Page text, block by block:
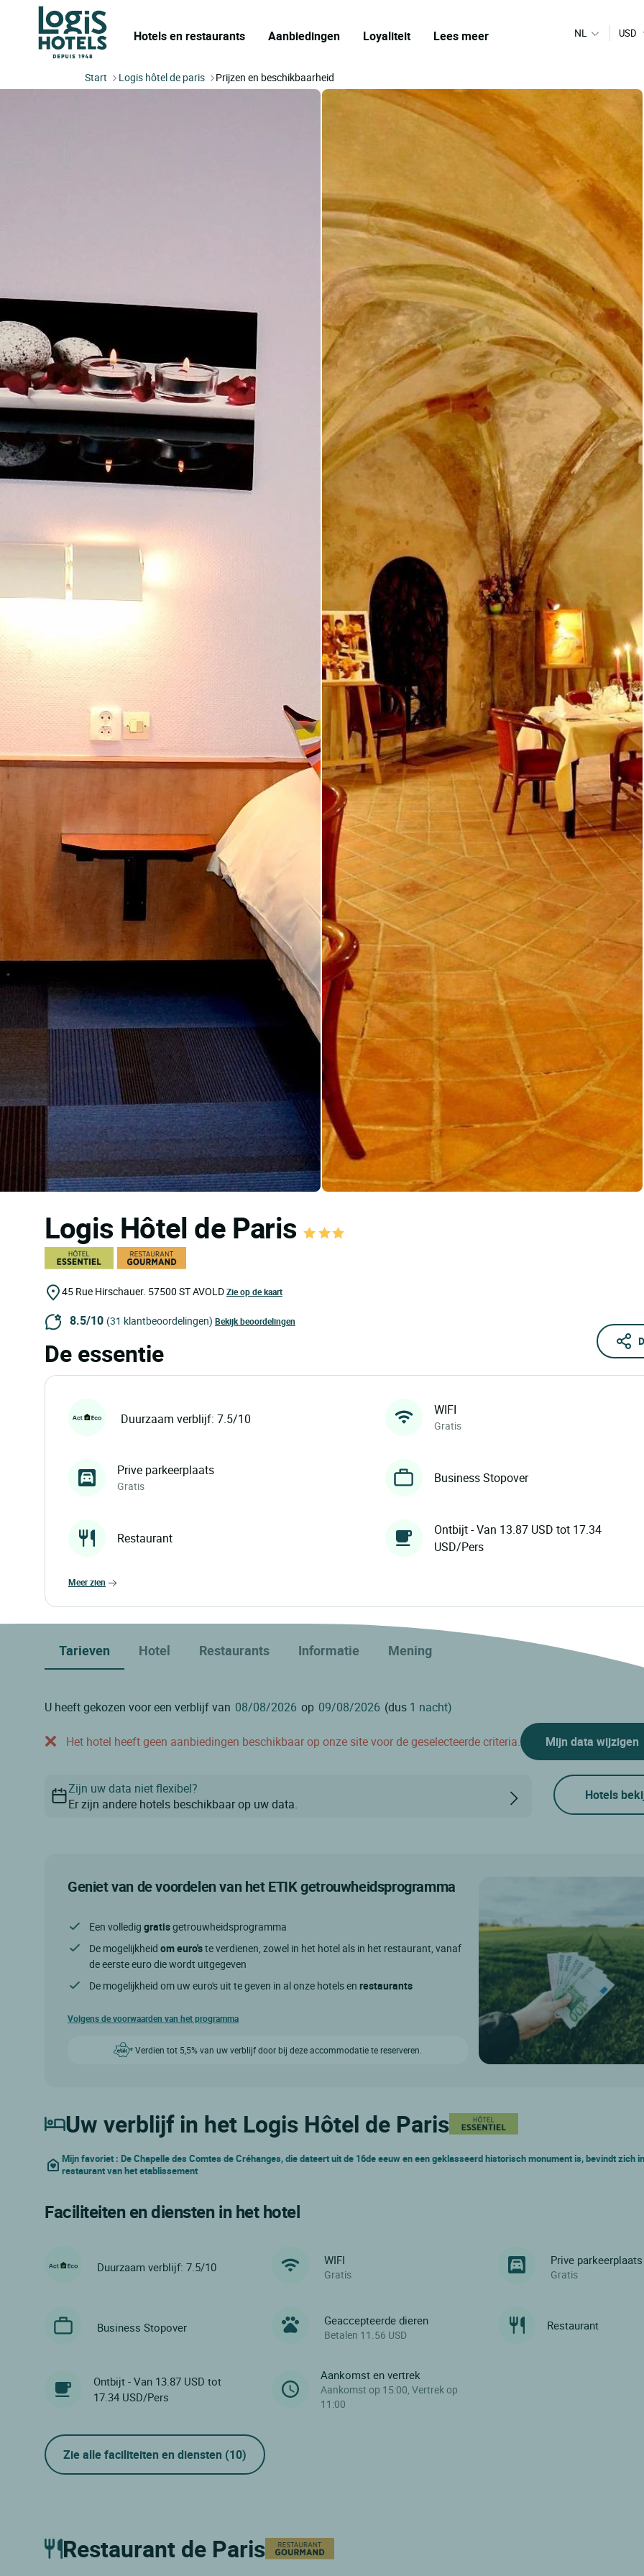
Hotels en restaurants Aanbiedingen Loyaliteit Lees meer NL USD
Start Logis hôtel de paris Prijzen en beschikbaarheid
Logis Hôtel de Paris
45 Rue Hirschauer. 57500 ST AVOLDZie op de kaart
8.5/10 (31 klantbeoordelingen) Bekijk beoordelingen
De essentie
Duurzaam verblijf: 7.5/10
WIFI
Gratis
Prive parkeerplaats
Gratis
Business Stopover
Restaurant
Ontbijt - Van 13.87 USD tot 17.34
USD/Pers
meer zien
Tarieven Hotel Restaurants Informatie Mening
U heeft gekozen voor een verblijf van op (dus 1 nacht)
Het hotel heeft geen aanbiedingen beschikbaar op onze site voor de geselecteerde criteria. Mijn data wijzigen
Zijn uw data niet flexibel?
Er zijn andere hotels beschikbaar op uw data.
Hotels
Geniet van de voordelen van het ETIK getrouwheidsprogramma
Een volledig gratisgetrouwheidsprogramma
De mogelijkheid om euro'ste verdienen, zowel in het hotel als in het restaurant, vanaf
de eerste euro die wordt uitgegeven
De mogelijkheid om uw euro's uit te geven in al onze hotels en restaurants
Volgens de voorwaarden van het programma
Verdien tot 5,5% van uw verblijf door bij deze accommodatie te reserveren.
Uw verblijf in het Logis Hôtel de Paris
Mijn favoriet : De Chapelle des Comtes de Créhanges, die dateert uit de 16de eeuw en een geklasseerd historisch monument is, bevindt zich
restaurant van het etablissement
Faciliteiten en diensten in het hotel
Duurzaam verblijf: 7.5/10 WIFI
Gratis
Prive parkeerplaats
Gratis
Business Stopover Geaccepteerde dieren
Betalen 11.56 USD
Restaurant
Ontbijt - Van 13.87 USD tot
17.34 USD/Pers
Aankomst en vertrek
Aankomst op 15:00, Vertrek op
11:00
Zie alle faciliteiten en diensten (10)
Restaurant de Paris